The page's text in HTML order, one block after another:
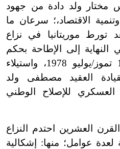
مختار ولد دادة من جهود
الاقتصاد،؛ سرعان ما
تورط موريتانيا في نزاع
النهاية إلى الإطاحة بحكم
الرئيس ولد داده. في 10 تموز/يوليو 1978، واستيلاء
العقيد مصطفى ولد
للإصلاح الوطني
العشرين احتدم النزاع
عوامل؛ منها: إشكالية